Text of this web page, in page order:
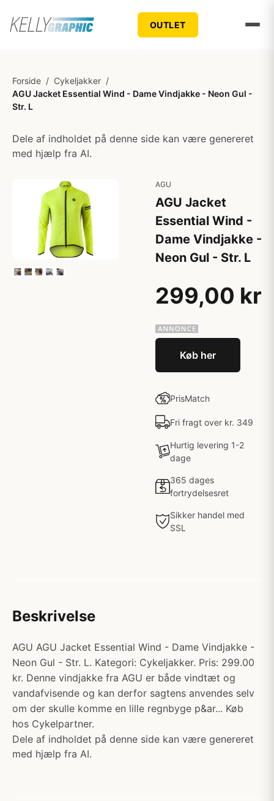
OUTLET
Forside / Cykeljakker /
AGU Jacket Essential Wind - Dame Vindjakke - Neon Gul -
Str. L
Dele af indholdet på denne side kan være genereret
med hjælp fra AI.
AGU
AGU Jacket
Essential Wind -
Dame Vindjakke -
Neon Gul - Str. L
299,00 kr
Køb her
PrisMatch
Fri fragt over kr. 349
Hurtig levering 1-2
dage
365 dages
fortrydelsesret
Sikker handel med
SSL
Beskrivelse
AGU AGU Jacket Essential Wind - Dame Vindjakke -
Neon Gul - Str. L. Kategori: Cykeljakker. Pris: 299.00
kr. Denne vindjakke fra AGU er både vindtæt og
vandafvisende og kan derfor sagtens anvendes selv
om der skulle komme en lille regnbyge p&ar... Køb
hos Cykelpartner.
Dele af indholdet på denne side kan være genereret
med hjælp fra AI.